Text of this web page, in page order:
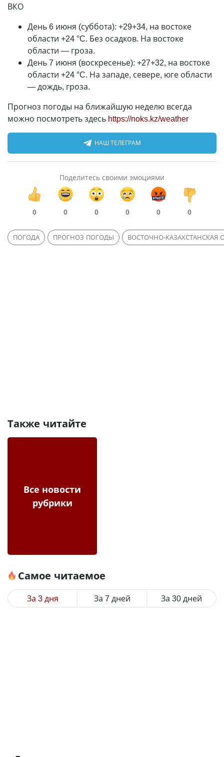
ВКО
День 6 июня (суббота): +29+34, на востоке
области +24 °C. Без осадков. На востоке
области — гроза.
День 7 июня (воскресенье): +27+32, на востоке
области +24 °C. На западе, севере, юге области
— дождь, гроза.
Прогноз погоды на ближайшую неделю всегда
можно посмотреть здесь https://noks.kz/weather
НАШ ТЕЛЕГРАМ
Поделитесь своими эмоциями
0 0 0 0 0 0
ПОГОДА ПРОГНОЗ ПОГОДЫ ВОСТОЧНО-КАЗАХСТАНСКАЯ
Также читайте
Все новости
рубрики
Самое читаемое
За 3 дня За 7 дней За 30 дней